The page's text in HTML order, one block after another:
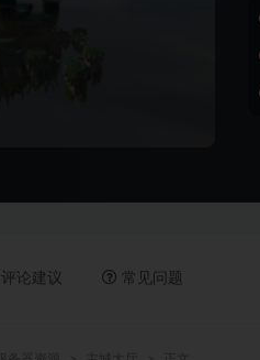
评论建议 常见问题